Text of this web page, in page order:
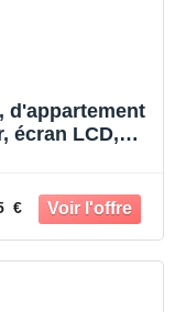
d'appartement
écran LCD,
€